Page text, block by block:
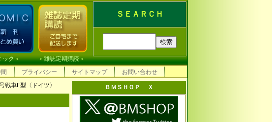
ＳＥＡＲＣＨ
ック＞ ＜雑誌定期購読＞
プライバシー サイトマップ お問い合わせ
車F型〈ドイツ〉 ＢＭＳＨＯＰ Ｘ